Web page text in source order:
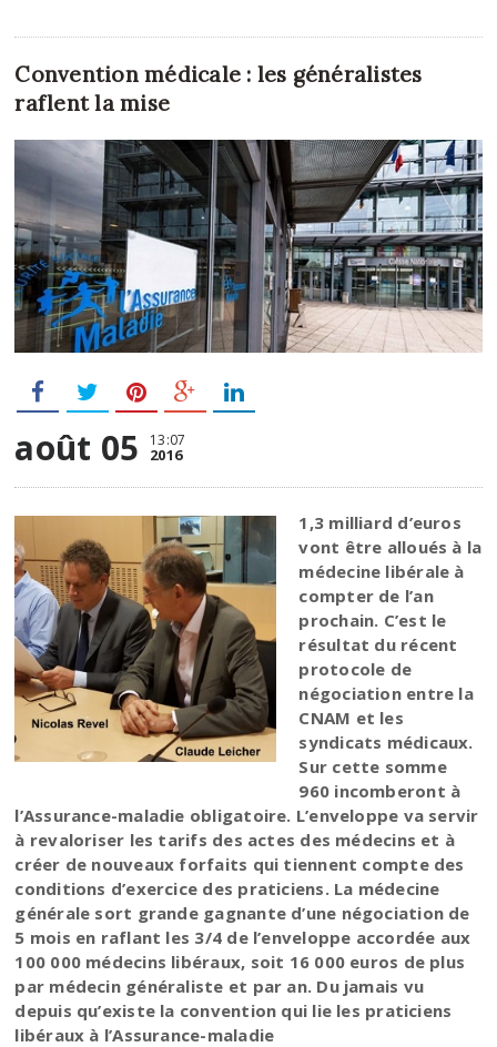
Convention médicale : les généralistes
raflent la mise
août 05 13:07
2016
1,3 milliard d’euros
vont être alloués à la
médecine libérale à
compter de l’an
prochain. C’est le
résultat du récent
protocole de
négociation entre la
CNAM et les
syndicats médicaux.
Sur cette somme
960 incomberont à
l’Assurance-maladie obligatoire. L’enveloppe va servir
à revaloriser les tarifs des actes des médecins et à
créer de nouveaux forfaits qui tiennent compte des
conditions d’exercice des praticiens. La médecine
générale sort grande gagnante d’une négociation de
5 mois en raflant les 3/4 de l’enveloppe accordée aux
100 000 médecins libéraux, soit 16 000 euros de plus
par médecin généraliste et par an. Du jamais vu
depuis qu’existe la convention qui lie les praticiens
libéraux à l’Assurance-maladie